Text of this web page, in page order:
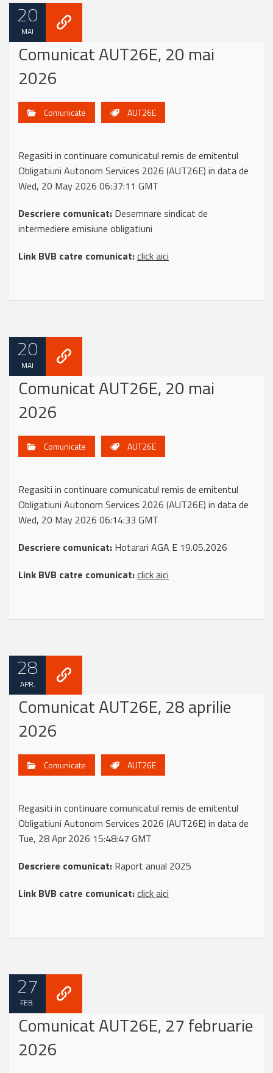
20
MAI
Comunicat AUT26E, 20 mai
2026
Comunicate AUT26E
Regasiti in continuare comunicatul remis de emitentul
Obligatiuni Autonom Services 2026 (AUT26E) in data de
Wed, 20 May 2026 06:37:11 GMT
Descriere comunicat: Desemnare sindicat de
intermediere emisiune obligatiuni
Link BVB catre comunicat:click aici
20
MAI
Comunicat AUT26E, 20 mai
2026
Comunicate AUT26E
Regasiti in continuare comunicatul remis de emitentul
Obligatiuni Autonom Services 2026 (AUT26E) in data de
Wed, 20 May 2026 06:14:33 GMT
Descriere comunicat: Hotarari AGA E 19.05.2026
Link BVB catre comunicat:click aici
28
APR.
Comunicat AUT26E, 28 aprilie
2026
Comunicate AUT26E
Regasiti in continuare comunicatul remis de emitentul
Obligatiuni Autonom Services 2026 (AUT26E) in data de
Tue, 28 Apr 2026 15:48:47 GMT
Descriere comunicat: Raport anual 2025
Link BVB catre comunicat:click aici
27
FEB.
Comunicat AUT26E, 27 februarie
2026